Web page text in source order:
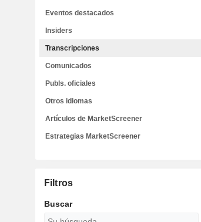
Eventos destacados
Insiders
Transcripciones
Comunicados
Publs. oficiales
Otros idiomas
Artículos de MarketScreener
Estrategias MarketScreener
Filtros
Buscar